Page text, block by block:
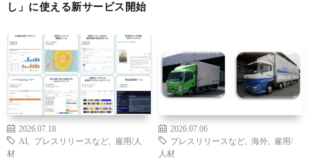
し」に使える新サービス開始
2026.07.18
AI
プレスリリースなど
雇用/人
材
2026.07.06
プレスリリースなど
海外
雇用/
人材